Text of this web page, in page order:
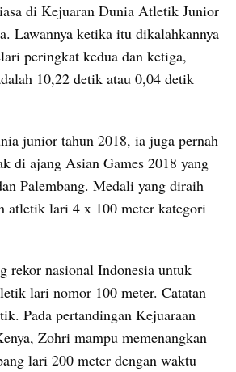
di Kejuaran Dunia Atletik Junior
Lawannya ketika itu dikalahkannya
peringkat kedua dan ketiga,
10,22 detik atau 0,04 detik
junior tahun 2018, ia juga pernah
di ajang Asian Games 2018 yang
Palembang. Medali yang diraih
atletik lari 4 x 100 meter kategori
rekor nasional Indonesia untuk
lari nomor 100 meter. Catatan
Pada pertandingan Kejuaraan
Zohri mampu memenangkan
lari 200 meter dengan waktu